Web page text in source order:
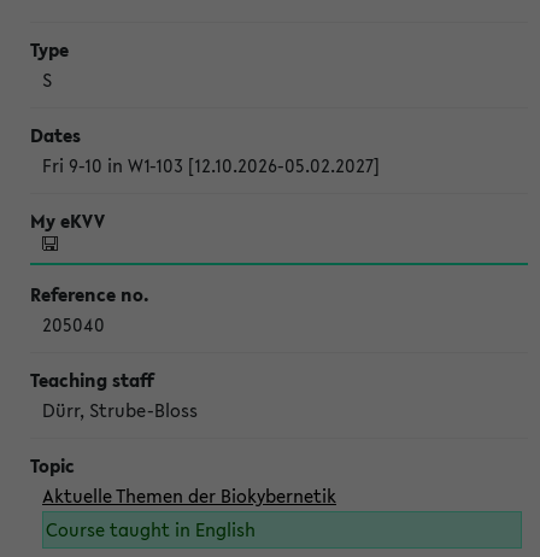
S
Fri 9-10 in W1-103 [12.10.2026-05.02.2027]
205040
Dürr, Strube-Bloss
Aktuelle Themen der Biokybernetik
Course taught in English